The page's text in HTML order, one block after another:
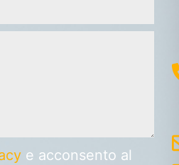
e acconsento al